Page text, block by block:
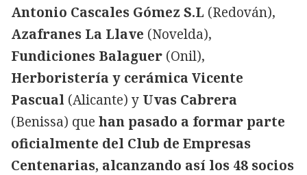
Antonio Cascales Gómez S.L (Redován),
Azafranes La Llave (Novelda),
Fundiciones Balaguer (Onil),
Herboristería y cerámica Vicente
Pascual (Alicante) y Uvas Cabrera
(Benissa) que han pasado a formar parte
oficialmente del Club de Empresas
Centenarias, alcanzando así los 48 socios